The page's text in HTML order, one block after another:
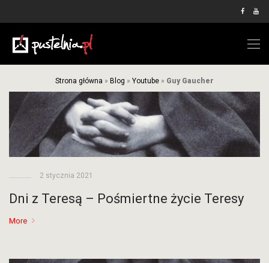
Strona główna » Blog » Youtube » Guy Gaucher
2 stycznia 2021
Dni z Teresą – Pośmiertne życie Teresy
More